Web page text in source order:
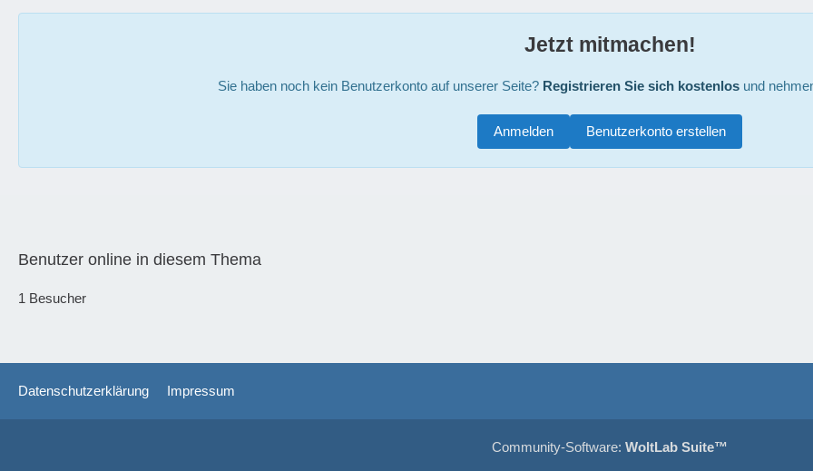
Jetzt mitmachen!
Sie haben noch kein Benutzerkonto auf unserer Seite? Registrieren Sie sich kostenlosund
Benutzerkonto erstellen
Anmelden
Benutzer online in diesem Thema
1 Besucher
Datenschutzerklärung Impressum
Community-Software: WoltLab Suite™